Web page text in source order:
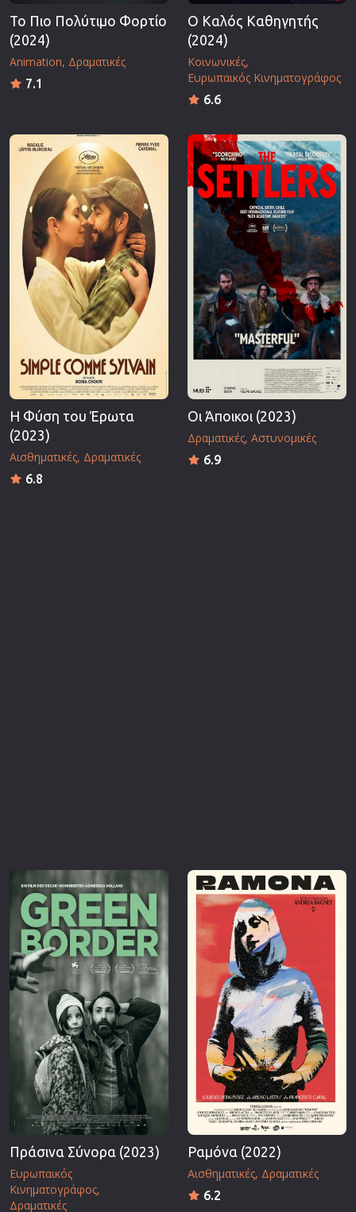
Το Πιο Πολύτιμο Φορτίο
(2024)
Animation Δραματικές
7.1
Ο Καλός Καθηγητής
(2024)
Κοινωνικές
Ευρωπαικός Κινηματογράφος
6.6
Η Φύση του Έρωτα
(2023)
Αισθηματικές Δραματικές
6.8
Οι Άποικοι (2023)
Δραματικές Αστυνομικές
6.9
Πράσινα Σύνορα (2023)
Ευρωπαικός
Κινηματογράφος
Δραματικές
Ραμόνα (2022)
Αισθηματικές Δραματικές
6.2